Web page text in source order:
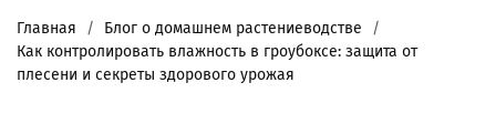
Главная
Блог о домашнем растениеводстве
Как контролировать влажность в гроубоксе: защита от
плесени и секреты здорового урожая